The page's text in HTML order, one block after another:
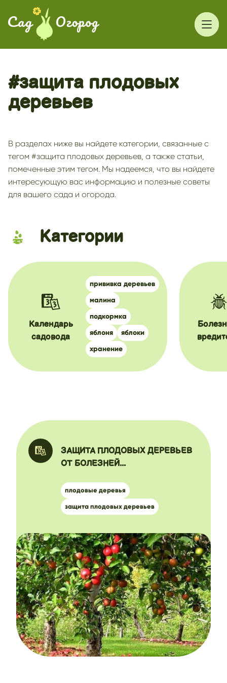
#защита плодовых
деревьев
В разделах ниже вы найдете категории, связанные с
тегом #защита плодовых деревьев, а также статьи,
помеченные этим тегом. Мы надеемся, что вы найдете
интересующую вас информацию и полезные советы
для вашего сада и огорода.
Категории
Календарь
садовода
прививка деревьев
малина
подкормка
яблоня
яблоки
хранение
ЗАЩИТА ПЛОДОВЫХ ДЕРЕВЬЕВ
ОТ БОЛЕЗНЕЙ...
плодовые деревья
защита плодовых деревьев